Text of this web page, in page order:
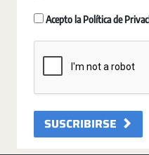
Acepto la Política de
SUSCRIBIRSE